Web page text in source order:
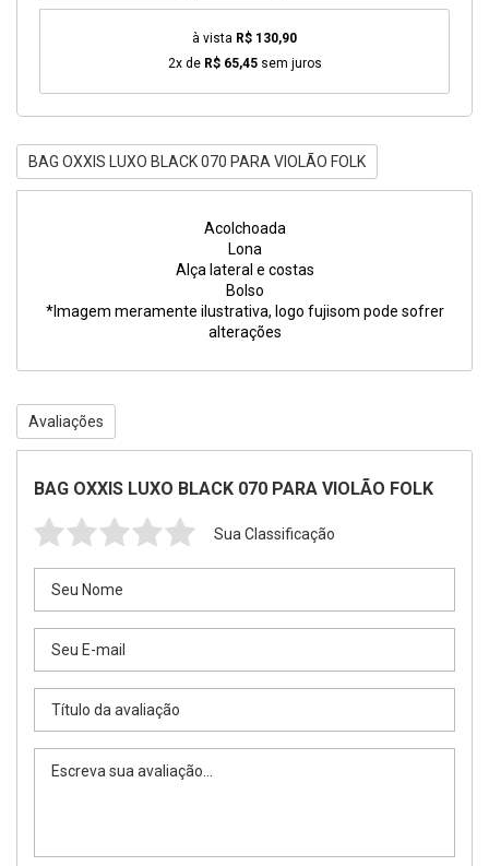
à vista R$ 130,90
2x de R$ 65,45sem juros
BAG OXXIS LUXO BLACK 070 PARA VIOLÃO FOLK
Acolchoada
Lona
Alça lateral e costas
Bolso
*Imagem meramente ilustrativa, logo fujisom pode sofrer
alterações
Avaliações
BAG OXXIS LUXO BLACK 070 PARA VIOLÃO FOLK
Sua Classificação